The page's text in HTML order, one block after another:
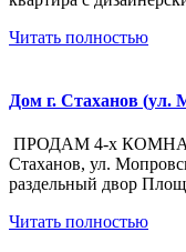
Читать полностью
Дом г. Стаханов (ул.
ПРОДАМ 4-х
Стаханов, ул.
раздельный двор
Читать полностью